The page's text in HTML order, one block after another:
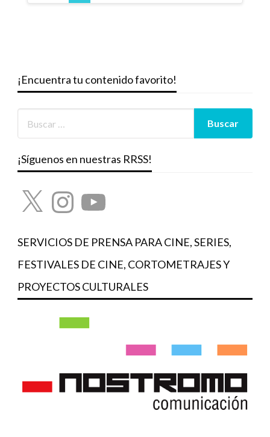
entradas
¡Encuentra tu contenido favorito!
¡Síguenos en nuestras RRSS!
X InstagramYouTube
SERVICIOS DE PRENSA PARA CINE, SERIES,
FESTIVALES DE CINE, CORTOMETRAJES Y
PROYECTOS CULTURALES